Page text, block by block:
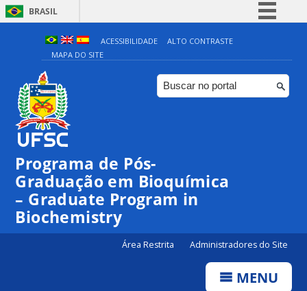
BRASIL
Simplifique!
Comunica BR
Participe
ACESSIBILIDADE
ALTO CONTRASTE
MAPA DO SITE
Programa de Pós-
Graduação em Bioquímica
– Graduate Program in
Biochemistry
Área Restrita Administradores do Site
MENU